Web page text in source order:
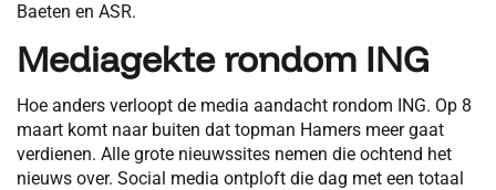
Baeten en ASR.
Mediagekte rondom ING
Hoe anders verloopt de media aandacht rondom ING. Op 8
maart komt naar buiten dat topman Hamers meer gaat
verdienen. Alle grote nieuwssites nemen die ochtend het
nieuws over. Social media ontploft die dag met een totaal